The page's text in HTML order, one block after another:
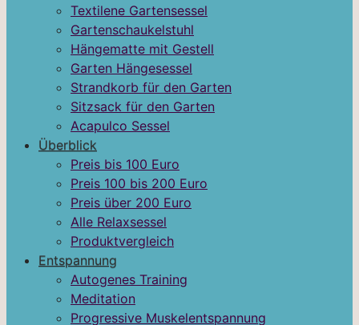
Textilene Gartensessel
Gartenschaukelstuhl
Hängematte mit Gestell
Garten Hängesessel
Strandkorb für den Garten
Sitzsack für den Garten
Acapulco Sessel
Überblick
Preis bis 100 Euro
Preis 100 bis 200 Euro
Preis über 200 Euro
Alle Relaxsessel
Produktvergleich
Entspannung
Autogenes Training
Meditation
Progressive Muskelentspannung